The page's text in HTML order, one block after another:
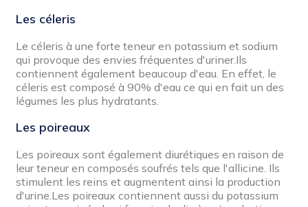
Les céleris
Le céleris à une forte teneur en potassium et sodium
qui provoque des envies fréquentes d'uriner.Ils
contiennent également beaucoup d'eau. En effet, le
céleris est composé à 90% d'eau ce qui en fait un des
légumes les plus hydratants.
Les poireaux
Les poireaux sont également diurétiques en raison de
leur teneur en composés soufrés tels que l'allicine. Ils
stimulent les reins et augmentent ainsi la production
d'urine.Les poireaux contiennent aussi du potassium